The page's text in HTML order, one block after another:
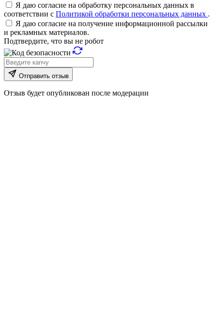
Я даю согласие на обработку персональных данных в
соответствии с Политикой обработки персональных данных .
Я даю согласие на получение информационной рассылки
и рекламных материалов.
Подтвердите, что вы не робот
Отправить отзыв
Отзыв будет опубликован после модерации